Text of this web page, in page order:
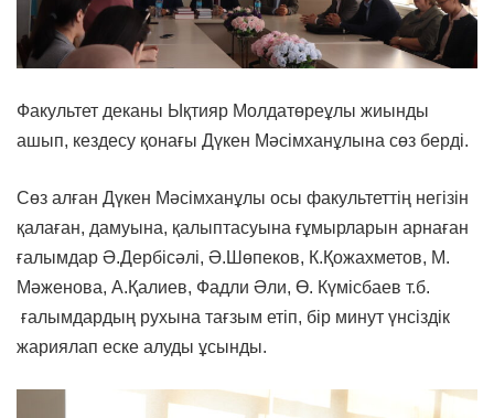
Факультет деканы Ықтияр Молдатөреұлы жиынды
ашып, кездесу қонағы Дүкен Мәсімханұлына сөз берді.
Сөз алған Дүкен Мәсімханұлы осы факультеттің негізін
қалаған, дамуына, қалыптасуына ғұмырларын арнаған
ғалымдар Ә.Дербісәлі, Ә.Шөпеков, К.Қожахметов, М.
Мәженова, А.Қалиев, Фадли Әли, Ө. Күмісбаев т.б.
ғалымдардың рухына тағзым етіп, бір минут үнсіздік
жариялап еске алуды ұсынды.